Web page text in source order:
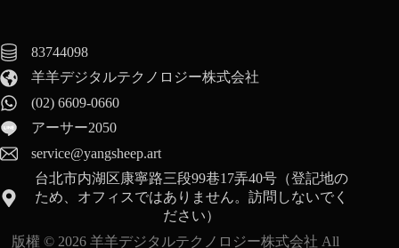
83744098
羊羊デジタルテクノロジー株式会社
(02) 6609-0660
アーサー2050
service@yangsheep.art
台北市内湖区康寧路三段99巷17弄40号（登記地の
ため、オフィスではありません。訪問しないでく
ださい）
版權 © 2026 羊羊デジタルテクノロジー株式会社 All
English